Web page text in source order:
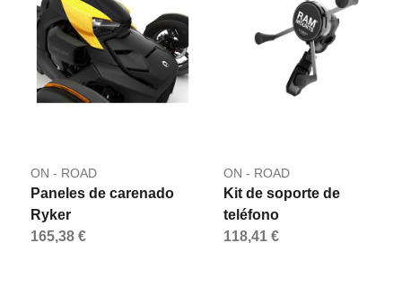
ON - ROAD
Paneles de carenado
Ryker
165,38 €
ON - ROAD
Kit de soporte de
teléfono
118,41 €